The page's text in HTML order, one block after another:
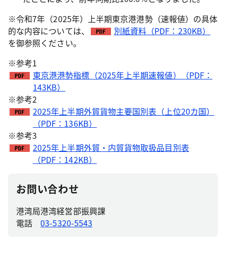
※令和7年（2025年）上半期東京港港勢（速報値）の具体
的な内容については、
別紙資料（PDF：230KB）
を御参照ください。
※参考1
東京港港勢指標（2025年上半期速報値）（PDF：
143KB）
※参考2
2025年上半期外貿貨物主要国別表（上位20カ国）
（PDF：136KB）
※参考3
2025年上半期外貿・内貿貨物取扱品目別表
（PDF：142KB）
お問い合わせ
港湾局港湾経営部振興課
電話03-5320-5543